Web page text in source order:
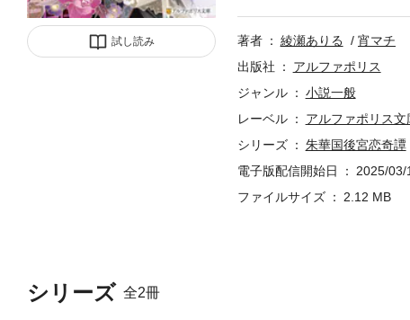
試し読み
シリーズ 全2冊
著者 綾瀬ありる
宵マチ
出版社
アルファポリス
ジャンル
小説一般
レーベル
アルファポリス文
シリーズ
朱華国後宮恋奇譚
電子版配信開始日
2025/03/
ファイルサイズ
2.12 MB